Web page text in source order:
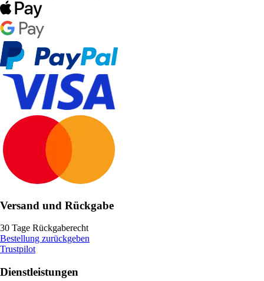
Versand und Rückgabe
30 Tage Rückgaberecht
Bestellung zurückgeben
Trustpilot
Dienstleistungen